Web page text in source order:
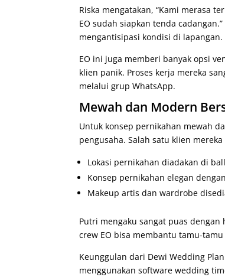
Riska mengatakan, “Kami merasa
EO sudah siapkan tenda
mengantisipasi kondisi di lapangan.
EO ini juga memberi banyak opsi
klien panik. Proses kerja mereka
melalui grup WhatsApp.
Mewah dan Modern
Untuk konsep pernikahan mewah
pengusaha. Salah satu klien mereka
Lokasi pernikahan diadakan di
Konsep pernikahan elegan
Makeup artis dan wardrobe
Putri mengaku sangat puas dengan
crew EO bisa membantu tamu-
Keunggulan dari Dewi Wedding
menggunakan software wedding